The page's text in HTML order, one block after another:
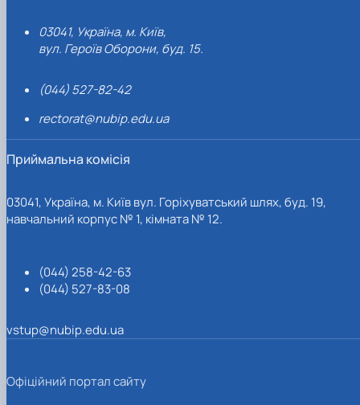
03041, Україна, м. Київ,
вул. Героїв Оборони, буд. 15.
(044) 527-82-42
rectorat@nubip.edu.ua
Приймальна комісія
03041, Україна, м. Київ вул. Горіхуватський шлях, буд. 19,
навчальний корпус № 1, кімната № 12.
(044) 258-42-63
(044) 527-83-08
vstup@nubip.edu.ua
Офіційний портал сайту